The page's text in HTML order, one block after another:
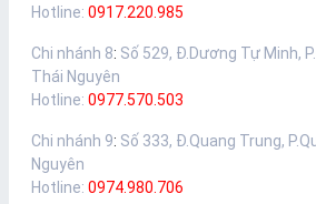
Hotline: 0917.220.985
Chi nhánh 8: Số 529, Đ.Dương Tự Minh,
Thái Nguyên
Hotline: 0977.570.503
Chi nhánh 9: Số 333, Đ.Quang Trung,
Nguyên
Hotline: 0974.980.706